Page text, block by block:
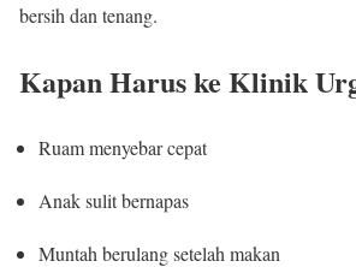
bersih dan tenang.
Kapan Harus ke Klinik
Ruam menyebar cepat
Anak sulit bernapas
Muntah berulang setelah makan